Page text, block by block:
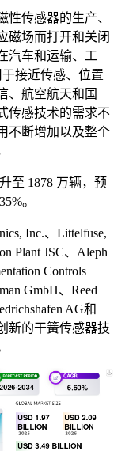
传感器的生产、
磁场而打开和关闭
汽车和运输、工
于接近传感、位置
、航空航天和国
传感技术的需求不
不断增加以及整个
至 1878 万辆，预
。
Inc.、Littelfuse,
Plant JSC、Aleph
Controls
GmbH、Reed
AG和
新的干簧传感器技